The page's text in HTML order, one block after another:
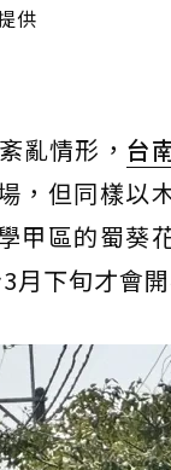
供
亂情形， 台
，但同樣以
甲區的蜀葵
月下旬才會